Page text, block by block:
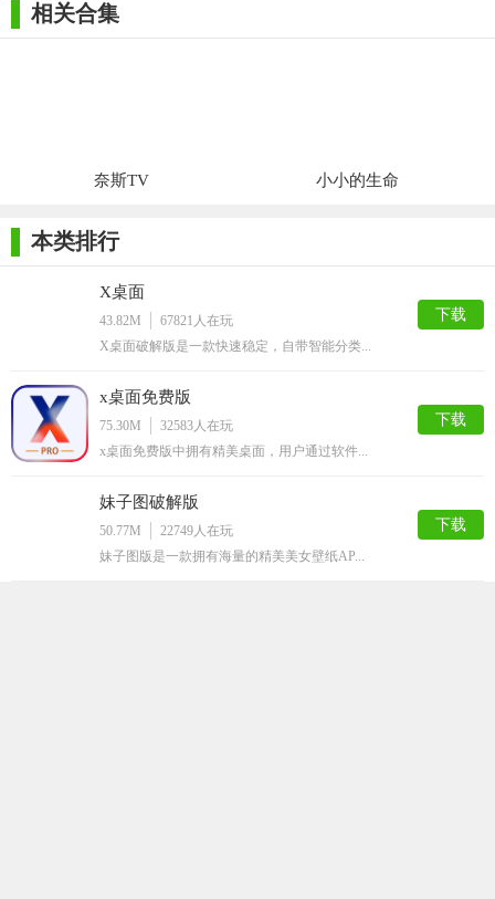
相关合集
奈斯TV 小小的生命
本类排行
X桌面
43.82M 67821 人在玩
X桌面破解版是一款快速稳定，自带智能分类...
下载
x桌面免费版
75.30M 32583人在玩
x桌面免费版中拥有精美桌面，用户通过软件...
下载
妹子图破解版
50.77M 22749人在玩
妹子图版是一款拥有海量的精美美女壁纸AP...
下载